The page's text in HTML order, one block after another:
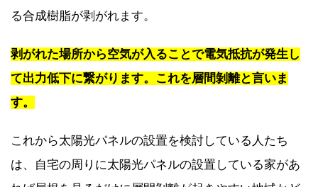
る合成樹脂が剥がれます。
剥がれた場所から空気が入ることで電気抵抗が発生し
て出力低下に繋がります。これを層間剝離と言いま
す。
これから太陽光パネルの設置を検討している人たち
は、自宅の周りに太陽光パネルの設置している家があ